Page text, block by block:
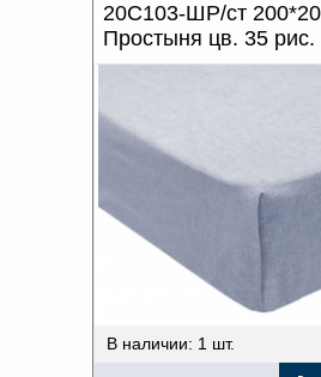
20С103-ШР/ст
Простыня цв. 35 рис.
В наличии: 1 шт.